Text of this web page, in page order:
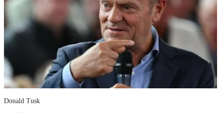
Donald Tusk